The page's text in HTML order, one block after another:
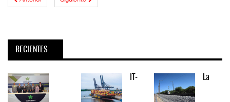
RECIENTES
IT- La